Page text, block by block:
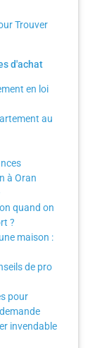
Trouver
d'achat
en loi
au
à Oran
quand on
?
maison :
de pro
pour
invendable